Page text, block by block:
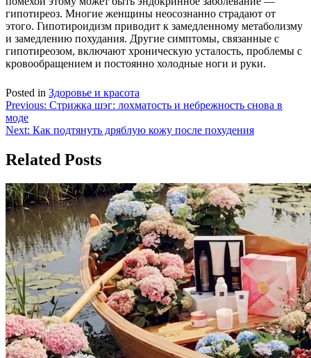
гипотиреоз. Многие женщины неосознанно страдают от
этого. Гипотироидизм приводит к замедленному метаболизму
и замедлению похудания. Другие симптомы, связанные с
гипотиреозом, включают хроническую усталость, проблемы с
кровообращением и постоянно холодные ноги и руки.
Posted in Здоровье и красота
Навигация
по
Previous: Стрижка шэг: лохматость и небрежность снова в
моде
Next: Как подтянуть дряблую кожу после похудения
Related Posts